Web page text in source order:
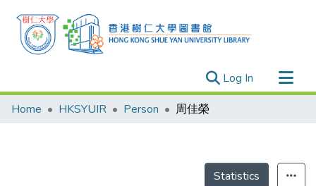
Log In (current)
Research Outputs
Home HKSYUIR Person 周佳榮
Statistics